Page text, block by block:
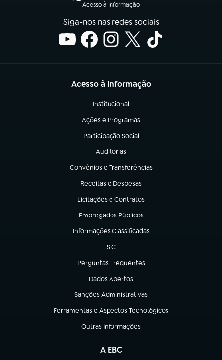
Acesso à Informação
Siga-nos nas redes sociais
Acesso à Informação
Institucional
(abre em nova aba)
Ações e Programas
(abre em nova aba)
Participação Social
(abre em nova aba)
Auditorias
(abre em nova aba)
Convênios e Transferências
(abre em nova aba)
Receitas e Despesas
(abre em nova aba)
Licitações e Contratos
(abre em nova aba)
Empregados Públicos
(abre em nova aba)
Informações Classificadas
(abre em nova aba)
SIC
(abre em nova aba)
Perguntas Frequentes
(abre em nova aba)
Dados Abertos
(abre em nova aba)
Sanções Administrativas
(abre em nova aba)
Ferramentas e Aspectos Tecnológicos
(abre em nova aba)
Outras Informações
(abre em nova aba)
A EBC